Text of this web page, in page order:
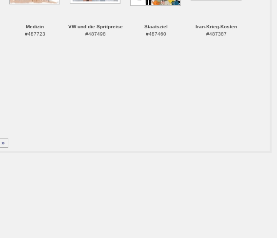
Medizin
#487723
VW und die Spritpreise
#487498
Staatsziel
#487460
Iran-Krieg-Kosten
#487387
»